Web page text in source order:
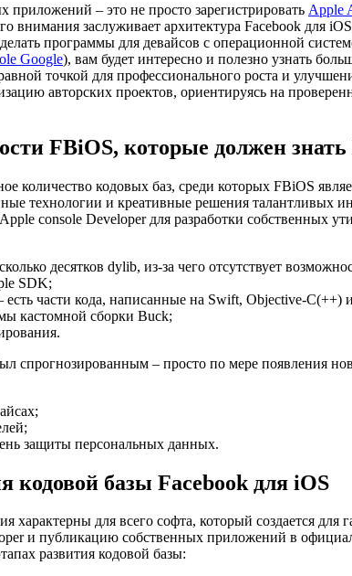
– это не просто зарегистрировать Apple
внимания заслуживает архитектура Facebook для
программы для девайсов с операционной
Google), вам будет интересно и полезно узнать
точкой для профессионального роста и
авторских проектов, ориентируясь на
FBiOS, которые должен знать
количество кодовых баз, среди которых FBiOS
технологии и креативные решения талантливых
Apple console Developerдля разработки собственных
десятков dylib, из-за чего отсутствует
SDK;
части кода, написанные на Swift, Objective-C(++)
кастомной сборки Buck;
спрогнозированным – просто по мере появления
защиты персональных данных.
кодовой базы Facebook для iOS
характерны для всего софта, который создается
и публикацию собственных приложений в
развития кодовой базы: